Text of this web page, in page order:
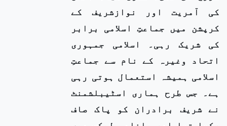
کی آمریت اور نوازشریف کے
کرپشن میں جماعتِ اسلامی برابر
کی شریک رہی۔ اسلامی جمہوری
اتحاد وغیرہ کے نام سے جماعتِ
اسلامی ہمیشہ استعمال ہوتی رہی
ہے۔ جس طرح ہماری اسٹیبلشمنٹ
نے شریف برادران کو پاک صاف